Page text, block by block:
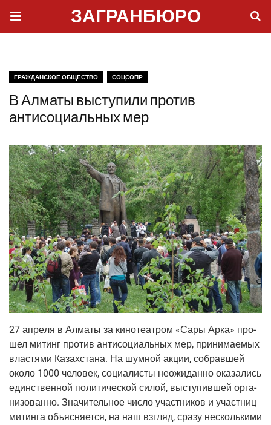
ЗАГРАНБЮРО
ГРАЖДАНСКОЕ ОБЩЕСТВО СОЦСОПР
В Алматы выступили против
антисоциальных мер
27 апре­ля в Алма­ты за кино­те­ат­ром «Сары Арка» про­
шел митинг про­тив анти­со­ци­аль­ных мер, при­ни­ма­е­мых
вла­стя­ми Казах­ста­на. На шум­ной акции, собрав­шей
око­ло 1000 чело­век, соци­а­ли­сты неожи­дан­но ока­за­лись
един­ствен­ной поли­ти­че­ской силой, высту­пив­шей орга­
ни­зо­ван­но. Зна­чи­тель­ное чис­ло участ­ни­ков и участ­ниц
митин­га объ­яс­ня­ет­ся, на наш взгляд, сра­зу несколь­ки­ми